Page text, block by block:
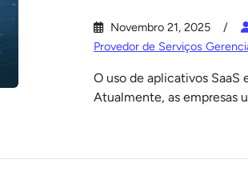
Novembro 21, 2025
Provedor de Serviços
O uso de aplicativos SaaS
Atualmente, as empresas